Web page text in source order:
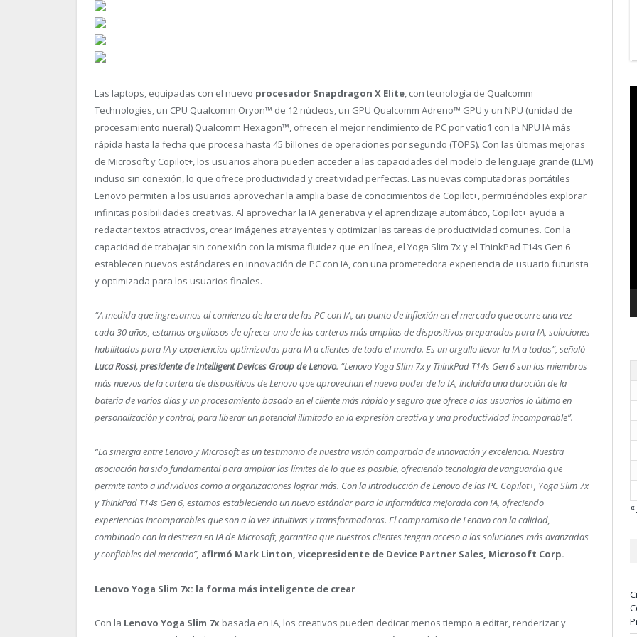
Las laptops, equipadas con el nuevo procesador Snapdragon X Elite, con tecnología de Qualcomm
Technologies, un CPU Qualcomm Oryon™ de 12 núcleos, un GPU Qualcomm Adreno™ GPU y un NPU (unidad de
procesamiento nueral) Qualcomm Hexagon™, ofrecen el mejor rendimiento de PC por vatio1 con la NPU IA más
rápida hasta la fecha que procesa hasta 45 billones de operaciones por segundo (TOPS). Con las últimas mejoras
de Microsoft y Copilot+, los usuarios ahora pueden acceder a las capacidades del modelo de lenguaje grande (LLM)
incluso sin conexión, lo que ofrece productividad y creatividad perfectas. Las nuevas computadoras portátiles
Lenovo permiten a los usuarios aprovechar la amplia base de conocimientos de Copilot+, permitiéndoles explorar
infinitas posibilidades creativas. Al aprovechar la IA generativa y el aprendizaje automático, Copilot+ ayuda a
redactar textos atractivos, crear imágenes atrayentes y optimizar las tareas de productividad comunes. Con la
capacidad de trabajar sin conexión con la misma fluidez que en línea, el Yoga Slim 7x y el ThinkPad T14s Gen 6
establecen nuevos estándares en innovación de PC con IA, con una prometedora experiencia de usuario futurista
y optimizada para los usuarios finales.
“A medida que ingresamos al comienzo de la era de las PC con IA, un punto de inflexión en el mercado que ocurre una vez
cada 30 años, estamos orgullosos de ofrecer una de las carteras más amplias de dispositivos preparados para IA, soluciones
habilitadas para IA y experiencias optimizadas para IA a clientes de todo el mundo. Es un orgullo llevar la IA a todos”, señaló
Luca Rossi, presidente de Intelligent Devices Group de Lenovo. “Lenovo Yoga Slim 7x y ThinkPad T14s Gen 6 son los miembros
más nuevos de la cartera de dispositivos de Lenovo que aprovechan el nuevo poder de la IA, incluida una duración de la
batería de varios días y un procesamiento basado en el cliente más rápido y seguro que ofrece a los usuarios lo último en
personalización y control, para liberar un potencial ilimitado en la expresión creativa y una productividad incomparable”.
“La sinergia entre Lenovo y Microsoft es un testimonio de nuestra visión compartida de innovación y excelencia. Nuestra
asociación ha sido fundamental para ampliar los límites de lo que es posible, ofreciendo tecnología de vanguardia que
permite tanto a individuos como a organizaciones lograr más. Con la introducción de Lenovo de las PC Copilot+, Yoga Slim 7x
y ThinkPad T14s Gen 6, estamos estableciendo un nuevo estándar para la informática mejorada con IA, ofreciendo
experiencias incomparables que son a la vez intuitivas y transformadoras. El compromiso de Lenovo con la calidad,
combinado con la destreza en IA de Microsoft, garantiza que nuestros clientes tengan acceso a las soluciones más avanzadas
y confiables del mercado”, afirmó Mark Linton, vicepresidente de Device Partner Sales, Microsoft Corp.
Lenovo Yoga Slim 7x: la forma más inteligente de crear
Con la Lenovo Yoga Slim 7x basada en IA, los creativos pueden dedicar menos tiempo a editar, renderizar y
«